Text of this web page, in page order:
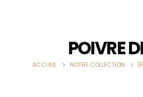
POIVRE
ACCUEIL NOTRE COLLECTION